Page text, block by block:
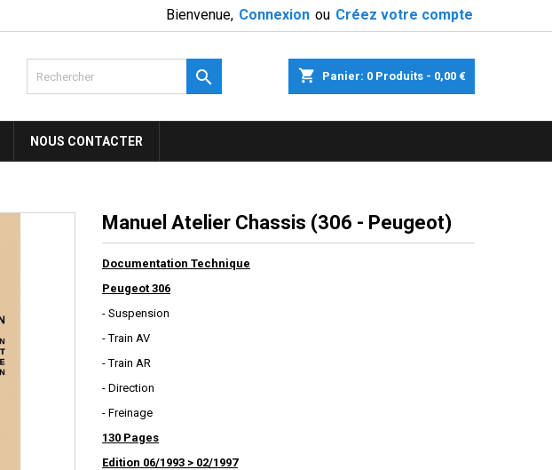
Bienvenue, Connexion ou Créez votre compte
shopping_cart Panier: 0 Produits - 0,00 €

NOUS CONTACTER
Manuel Atelier Chassis (306 - Peugeot)
Documentation Technique
Peugeot 306
- Suspension
- Train AV
- Train AR
- Direction
- Freinage
130 Pages
Edition 06/1993 > 02/1997